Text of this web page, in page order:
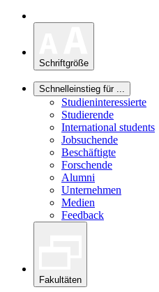
Schriftgröße
Schnelleinstieg für ...
Studieninteressierte
Studierende
International students
Jobsuchende
Beschäftigte
Forschende
Alumni
Unternehmen
Medien
Feedback
Fakultäten